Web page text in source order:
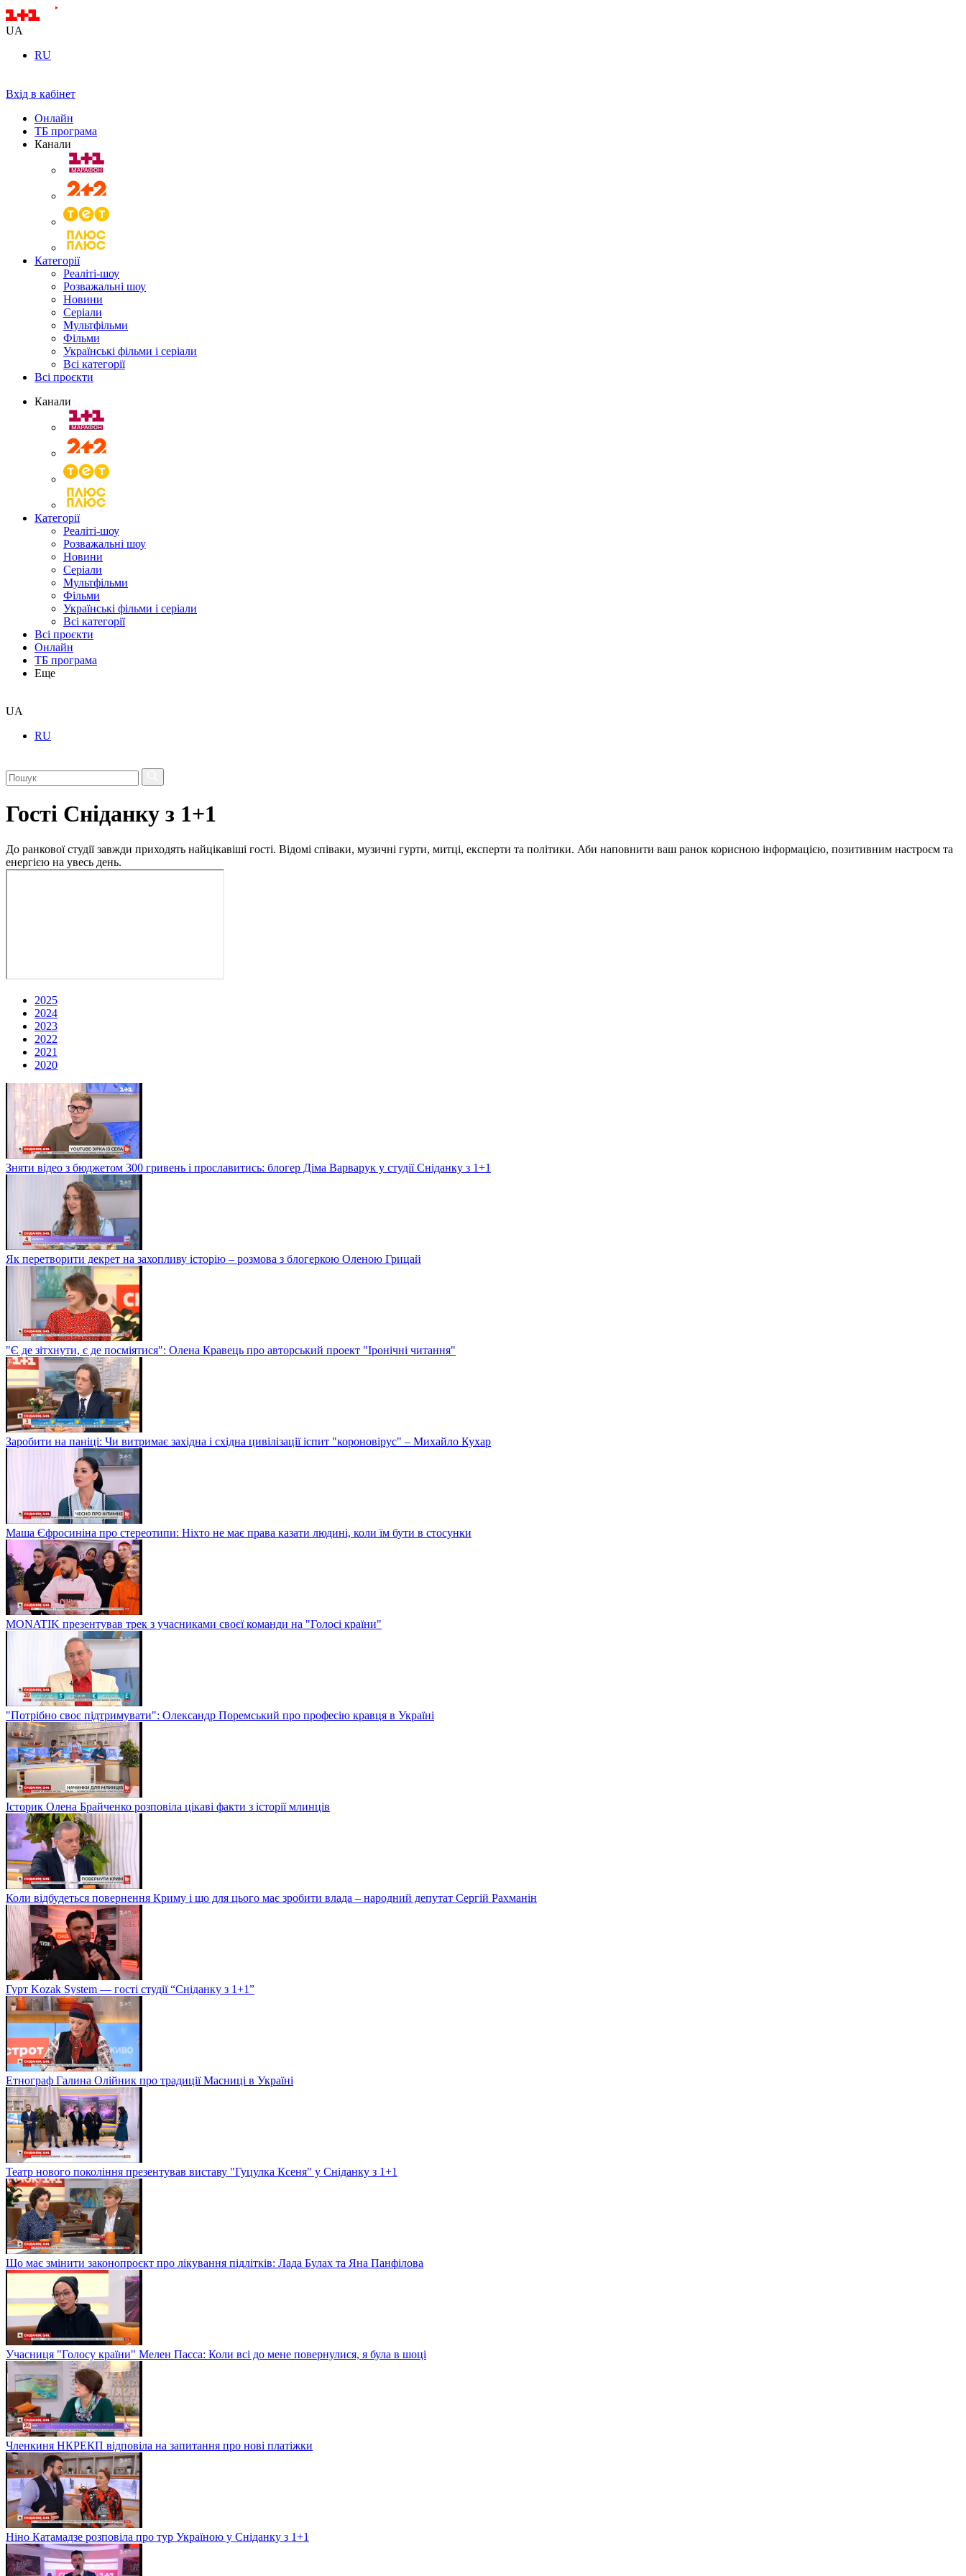
UA
RU
Вхід в кабінет
Онлайн
ТБ програма
Канали
Категорії
Реаліті-шоу
Розважальні шоу
Новини
Серіали
Мультфільми
Фільми
Українські фільми і серіали
Всі категорії
Всі проєкти
Канали
Категорії
Реаліті-шоу
Розважальні шоу
Новини
Серіали
Мультфільми
Фільми
Українські фільми і серіали
Всі категорії
Всі проєкти
Онлайн
ТБ програма
Еще
UA
RU
Гості Сніданку з 1+1
До ранкової студії завжди приходять найцікавіші гості. Відомі співаки, музичні гурти, митці, експерти та політики. Аби наповнити ваш ранок корисною інформацією, позитивним настроєм та
енергією на увесь день.
2025
2024
2023
2022
2021
2020
Зняти відео з бюджетом 300 гривень і прославитись: блогер Діма Варварук у студії Сніданку з 1+1
Як перетворити декрет на захопливу історію – розмова з блогеркою Оленою Грицай
"Є де зітхнути, є де посміятися": Олена Кравець про авторський проект "Іронічні читання"
Заробити на паніці: Чи витримає західна і східна цивілізації іспит "короновірус" – Михайло Кухар
Маша Єфросиніна про стереотипи: Ніхто не має права казати людині, коли їм бути в стосунки
MONATIK презентував трек з учасниками своєї команди на "Голосі країни"
"Потрібно своє підтримувати": Олександр Поремський про професію кравця в Україні
Історик Олена Брайченко розповіла цікаві факти з історії млинців
Коли відбудеться повернення Криму і що для цього має зробити влада – народний депутат Сергій Рахманін
Гурт Kozak System — гості студії “Сніданку з 1+1”
Етнограф Галина Олійник про традиції Масниці в Україні
Театр нового покоління презентував виставу "Гуцулка Ксеня" у Сніданку з 1+1
Що має змінити законопроєкт про лікування підлітків: Лада Булах та Яна Панфілова
Учасниця "Голосу країни" Мелен Пасса: Коли всі до мене повернулися, я була в шоці
Членкиня НКРЕКП відповіла на запитання про нові платіжки
Ніно Катамадзе розповіла про тур Україною у Сніданку з 1+1